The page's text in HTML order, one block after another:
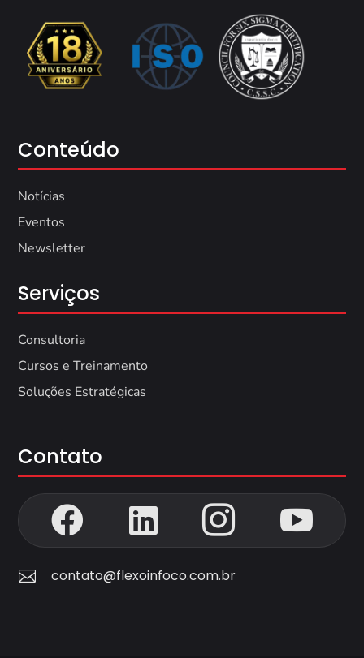
Conteúdo
Notícias
Eventos
Newsletter
Serviços
Consultoria
Cursos e Treinamento
Soluções Estratégicas
Contato
   
 contato@flexoinfoco.com.br